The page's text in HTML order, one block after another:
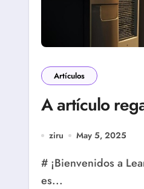
Artículos
A artículo
ziru May 5, 2025
# ¡Bienvenidos a
es...